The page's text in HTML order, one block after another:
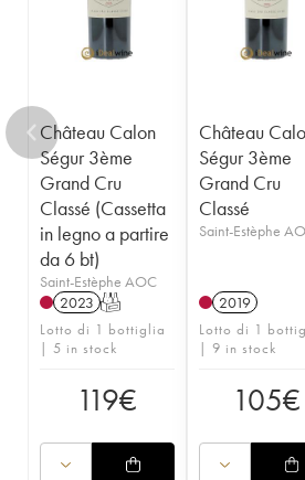
Château Calon
Ségur 3ème
Grand Cru
Classé (Cassetta
in legno a partire
da 6 bt)
Saint-Estèphe AOC
2023 T
Lotto di 1 bottiglia
| 5 in stock
119€
Château
Ségur 3ème
Grand Cru
Classé
Saint-Estèphe
2019
Lotto di 1
| 9 in stock
105€